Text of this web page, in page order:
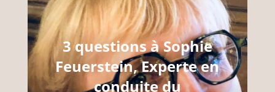
3 questions à Sophie
Feuerstein, Experte en
conduite du